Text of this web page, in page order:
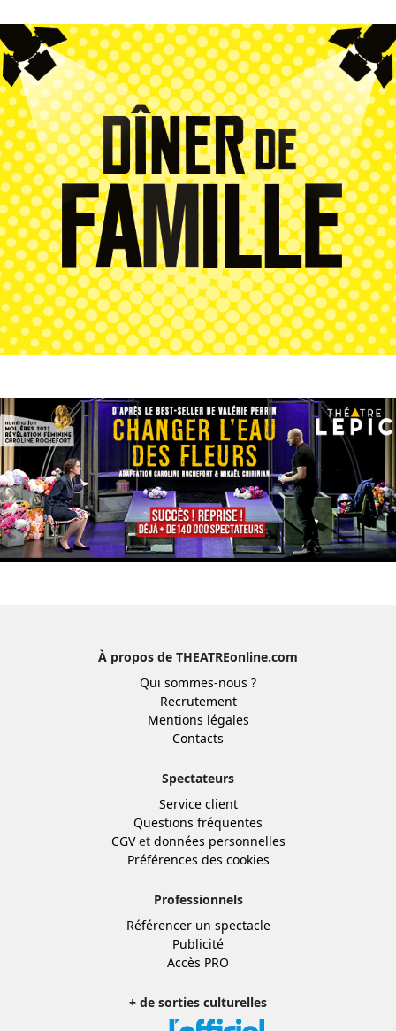
À propos de THEATREonline.com
Qui sommes-nous ?
Recrutement
Mentions légales
Contacts
Spectateurs
Service client
Questions fréquentes
CGVet données personnelles
Préférences des cookies
Professionnels
Référencer un spectacle
Publicité
Accès PRO
+ de sorties culturelles